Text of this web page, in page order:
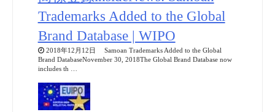
Trademarks Added to the Global
Brand Database | WIPO
2018年12月12日 Samoan Trademarks Added to the Global
Brand DatabaseNovember 30, 2018The Global Brand Database now
includes th …